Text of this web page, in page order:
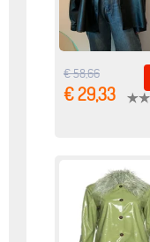
€ 58,66
€ 29,33